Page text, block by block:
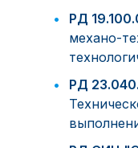
РД
механо-
РД